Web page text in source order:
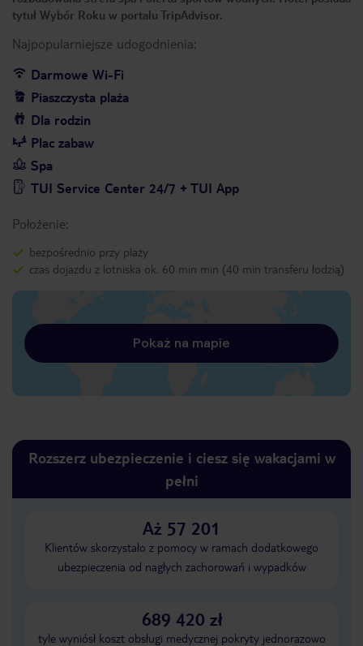
tytuł Wybór Roku w portalu TripAdvisor.
Najpopularniejsze udogodnienia:
Darmowe Wi-Fi
Piaszczysta plaża
Dla rodzin
Plac zabaw
Spa
TUI Service Center 24/7 + TUI App
Położenie:
bezpośrednio przy plaży
czas dojazdu z lotniska ok. 60 min min (40 min transferu łodzią)
Pokaż na mapie
Rozszerz ubezpieczenie i ciesz się wakacjami w
pełni
Aż 57 201
Klientów skorzystało z pomocy w ramach dodatkowego
ubezpieczenia od nagłych zachorowań i wypadków
689 420 zł
tyle wyniósł koszt obsługi medycznej pokryty jednorazowo